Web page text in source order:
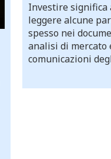
Investire significa
leggere alcune
spesso nei
analisi di mercato
comunicazioni